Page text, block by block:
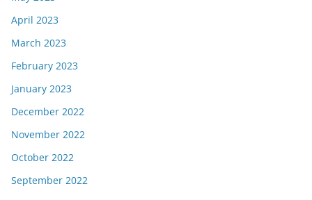
April 2023
March 2023
February 2023
January 2023
December 2022
November 2022
October 2022
September 2022